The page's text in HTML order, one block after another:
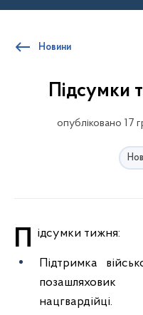
Новини
Підсумки
опубліковано 17
Підсумки тижня:
Підтримка
нацгвардійці.